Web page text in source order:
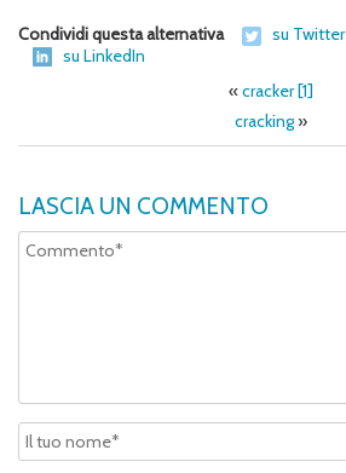
Condividi questa alternativa su Twitter
su LinkedIn
«cracker [1]
cracking»
LASCIA UN COMMENTO